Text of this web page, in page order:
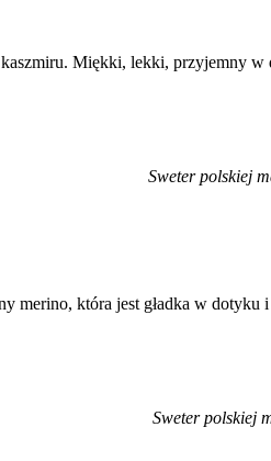
Miękki, lekki, przyjemny
Sweter polskiej
która jest gładka w
Sweter polskiej